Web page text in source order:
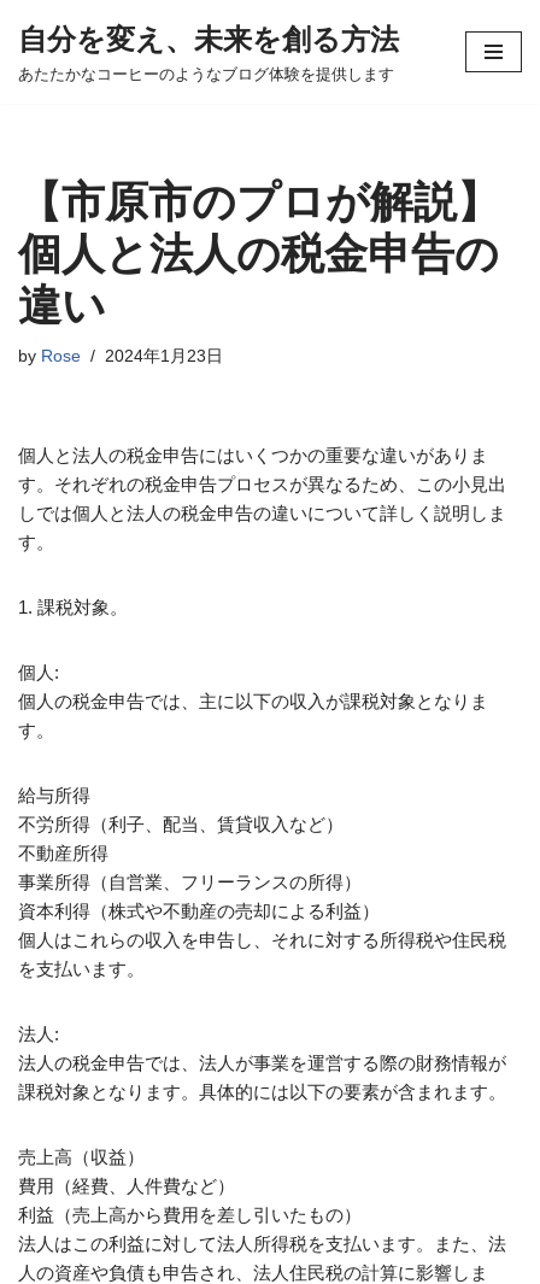
コ
ス
ッ
プ
自分を変え、未来を創る方法
あたたかなコーヒーのようなブログ体験を提供します
【市原市のプロが解説】
個人と法人の税金申告の
違い
by Rose 2024年1月23日
個人と法人の税金申告にはいくつかの重要な違いがありま
す。それぞれの税金申告プロセスが異なるため、この小見出
しでは個人と法人の税金申告の違いについて詳しく説明しま
す。
1. 課税対象。
個人:
個人の税金申告では、主に以下の収入が課税対象となりま
す。
給与所得
不労所得（利子、配当、賃貸収入など）
不動産所得
事業所得（自営業、フリーランスの所得）
資本利得（株式や不動産の売却による利益）
個人はこれらの収入を申告し、それに対する所得税や住民税
を支払います。
法人:
法人の税金申告では、法人が事業を運営する際の財務情報が
課税対象となります。具体的には以下の要素が含まれます。
売上高（収益）
費用（経費、人件費など）
利益（売上高から費用を差し引いたもの）
法人はこの利益に対して法人所得税を支払います。また、法
人の資産や負債も申告され、法人住民税の計算に影響しま